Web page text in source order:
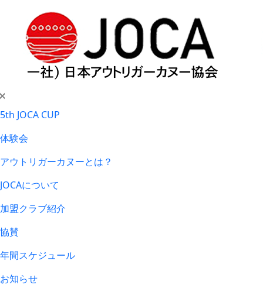
5th JOCA CUP
体験会
アウトリガーカヌーとは？
JOCAについて
加盟クラブ紹介
協賛
年間スケジュール
お知らせ